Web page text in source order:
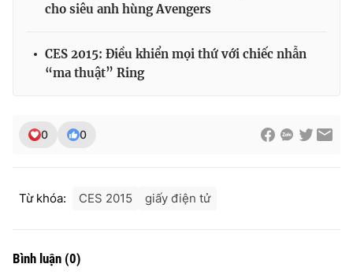
THỜI BÁO VTV
Theo dõi báo trên
Cơ quan chủ quản:Đài Truyền hình Việt Nam
cấp ngày 29/12/2023
cho siêu anh hùng Avengers
CES 2015: Điều khiển mọi thứ với chiếc nhẫn
“ma thuật” Ring
0 0
Từ khóa: CES 2015 giấy điện tử
Bình luận (0)